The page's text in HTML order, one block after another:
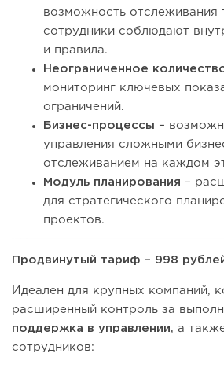
возможность отслеживания
сотрудники соблюдают
и правила.
Неограниченное
мониторинг ключевых
ограничений.
Бизнес-процессы –
управления сложными
отслеживанием на каждом
Модуль планирования –
для стратегического
проектов.
Продвинутый тариф – 998
Идеален для крупных компаний,
расширенный контроль за
поддержка в управлении, а
сотрудников: